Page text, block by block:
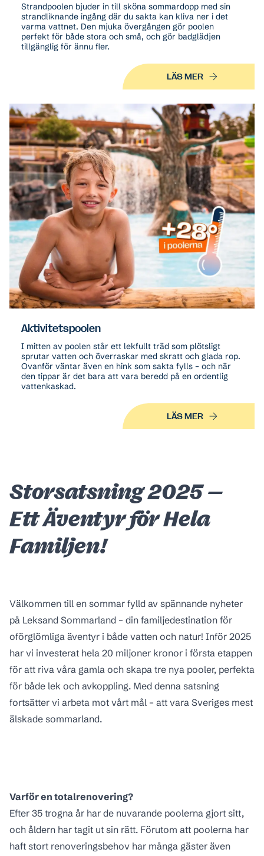
Strandpoolen bjuder in till sköna sommardopp med sin
strandliknande ingång där du sakta kan kliva ner i det
varma vattnet. Den mjuka övergången gör poolen
perfekt för både stora och små, och gör badglädjen
tillgänglig för ännu fler.
LÄS MER
Aktivitetspoolen
I mitten av poolen står ett lekfullt träd som plötsligt
sprutar vatten och överraskar med skratt och glada rop.
Ovanför väntar även en hink som sakta fylls – och när
den tippar är det bara att vara beredd på en ordentlig
vattenkaskad.
LÄS MER
Storsatsning 2025 –
Ett Äventyr för Hela
Familjen!
Välkommen till en sommar fylld av spännande nyheter
på Leksand Sommarland – din familjedestination för
oförglömliga äventyr i både vatten och natur! Inför 2025
har vi investerat hela 20 miljoner kronor i första etappen
för att riva våra gamla och skapa tre nya pooler, perfekta
för både lek och avkoppling. Med denna satsning
fortsätter vi arbeta mot vårt mål – att vara Sveriges mest
älskade sommarland.
Varför en totalrenovering?
Efter 35 trogna år har de nuvarande poolerna gjort sitt,
och åldern har tagit ut sin rätt. Förutom att poolerna har
haft stort renoveringsbehov har många gäster även